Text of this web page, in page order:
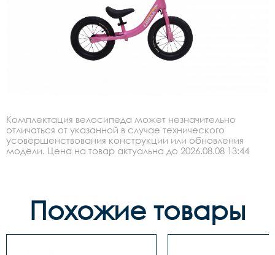
Комплектация велосипеда может незначительно
отличаться от указанной в случае технического
усовершенствования конструкции или обновления
модели. Цена на товар актуальна до 2026.08.08 13:44
Похожие товары